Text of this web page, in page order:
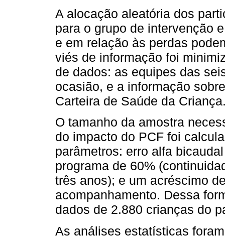
A alocação aleatória dos
para o grupo de intervenção
e em relação às perdas
viés de informação foi
de dados: as equipes das
ocasião, e a informação
Carteira de Saúde da
O tamanho da amostra
do impacto do PCF foi
parâmetros: erro alfa
programa de 60%
três anos); e um acréscimo
acompanhamento. Dessa
dados de 2.880 crianças do
As análises estatísticas